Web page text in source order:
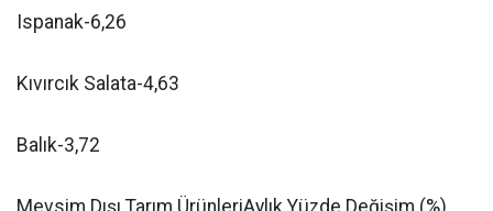
Ispanak-6,26
Kıvırcık Salata-4,63
Balık-3,72
Mevsim Dışı Tarım ÜrünleriAylık Yüzde Değişim (%)